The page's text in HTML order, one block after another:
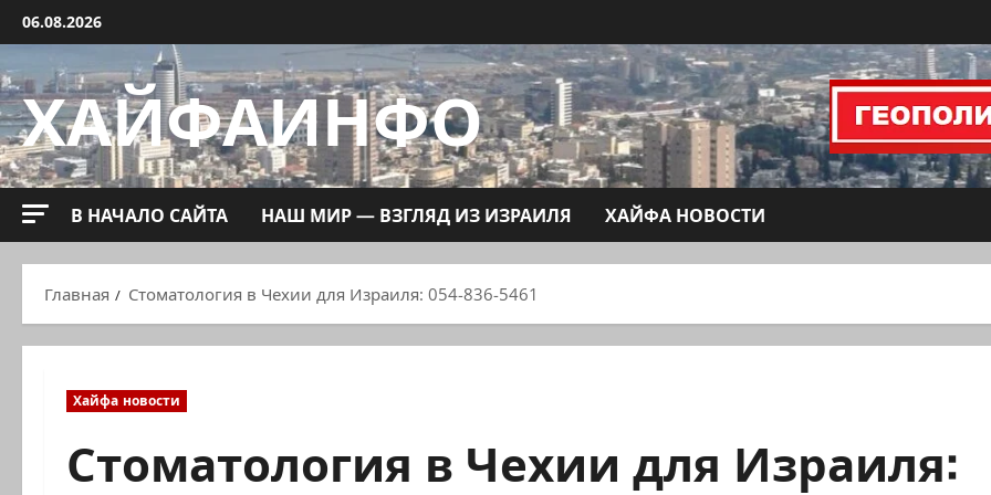
Перейти
к
содержимому
06.08.2026
ХАЙФАИНФО
В НАЧАЛО САЙТА НАШ МИР — ВЗГЛЯД ИЗ ИЗРАИЛЯ ХАЙФА НОВОСТИ
Главная Стоматология в Чехии для Израиля: 054-836-5461
Хайфа новости
Стоматология в Чехии для Израиля: